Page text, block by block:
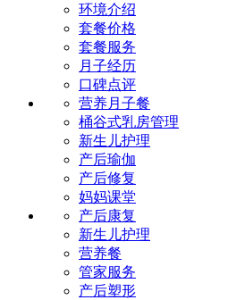
环境介绍
套餐价格
套餐服务
月子经历
口碑点评
营养月子餐
桶谷式乳房管理
新生儿护理
产后瑜伽
产后修复
妈妈课堂
产后康复
新生儿护理
营养餐
管家服务
产后塑形